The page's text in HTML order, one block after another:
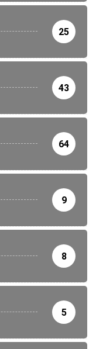
25
43
64
9
8
5